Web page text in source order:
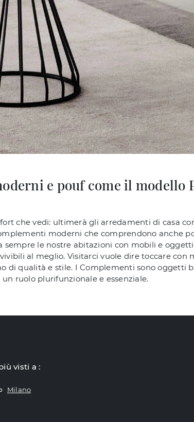
e pouf come il modello
che vedi: ultimerà gli arredamenti di casa
moderni che comprendono anche
sempre le nostre abitazioni con mobili e oggetti
al meglio. Visitarci vuole dire toccare con
di qualità e stile. I Complementi sono oggetti
ruolo plurifunzionale e essenziale.
visti a :
Milano